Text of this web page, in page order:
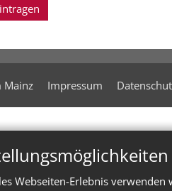
Webseiten-Erlebnis
Mainz Impressum